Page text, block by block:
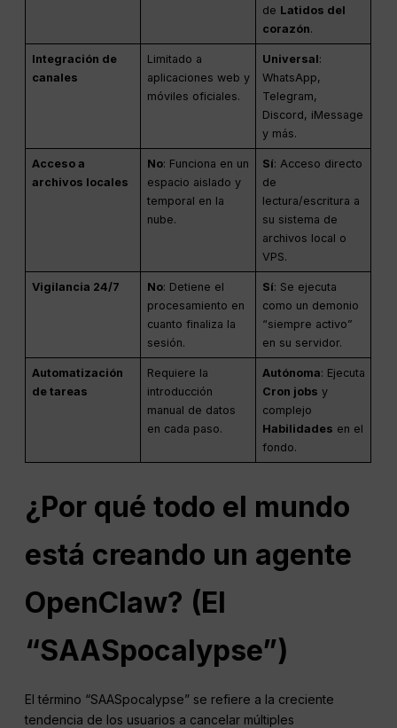
de Latidos del
corazón.
Integración de
canales
Limitado a
aplicaciones web y
móviles oficiales.
Universal:
WhatsApp,
Telegram,
Discord, iMessage
y más.
Acceso a
archivos locales
No: Funciona en un
espacio aislado y
temporal en la
nube.
Sí: Acceso directo
de
lectura/escritura a
su sistema de
archivos local o
VPS.
Vigilancia 24/7 No: Detiene el
procesamiento en
cuanto finaliza la
sesión.
Sí: Se ejecuta
como un demonio
“siempre activo”
en su servidor.
Automatización
de tareas
Requiere la
introducción
manual de datos
en cada paso.
Autónoma: Ejecuta
Cron jobs y
complejo
Habilidades en el
fondo.
¿Por qué todo el mundo
está creando un agente
OpenClaw? (El
“SAASpocalypse”)
El término “SAASpocalypse” se refiere a la creciente
tendencia de los usuarios a cancelar múltiples